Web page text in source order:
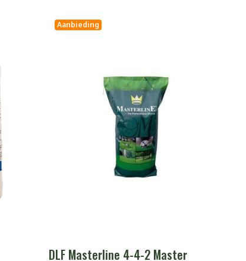
Aanbieding
DLF Masterline 4-4-2 Master